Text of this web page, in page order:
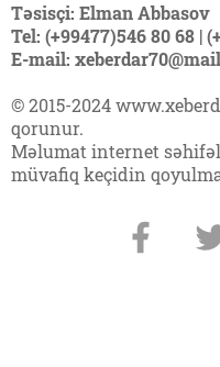
Təsisçi: Elman Abbasov
Tel: (+99477)546 80 68 |
E-mail:
© 2015-2024
qorunur.
Məlumat internet
müvafiq keçidin